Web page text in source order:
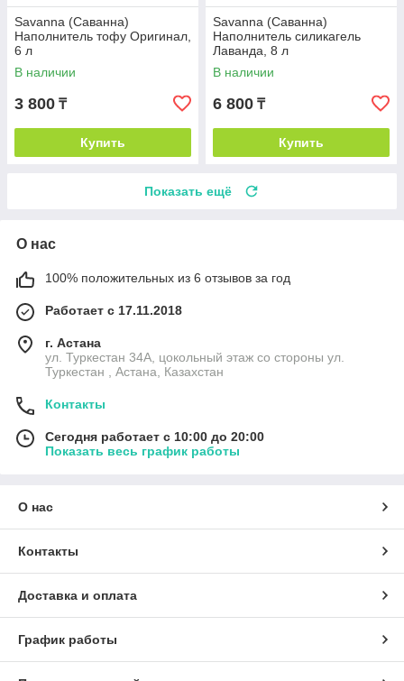
Savanna (Саванна)
Наполнитель тофу Оригинал,
6 л
В наличии
3 800 ₸
Купить
Savanna (Саванна)
Наполнитель силикагель
Лаванда, 8 л
В наличии
6 800 ₸
Купить
Показать ещё
О нас
100% положительных из 6 отзывов за год
Работает с 17.11.2018
г. Астана
ул. Туркестан 34А, цокольный этаж со стороны ул.
Туркестан , Астана, Казахстан
Контакты
Сегодня работает с 10:00 до 20:00
Показать весь график работы
О нас
Контакты
Доставка и оплата
График работы